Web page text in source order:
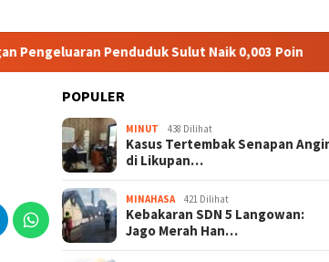
Penduduk Sulut Naik 0,003 Poin
POPULER
MINUT 438 Dilihat
Kasus Tertembak Senapan
di Likupan…
MINAHASA 421 Dilihat
Kebakaran SDN 5 Langowan:
Jago Merah Han…